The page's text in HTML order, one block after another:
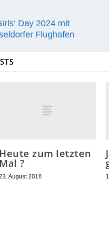
Day 2024 mit
Flughafen
Heute zum letzten
Mal ?
August 2016